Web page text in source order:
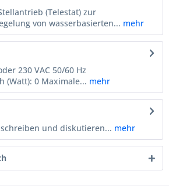
(Telestat) zur
von wasserbasierten... mehr
230 VAC 50/60 Hz
(Watt): 0 Maximale... mehr
und diskutieren... mehr